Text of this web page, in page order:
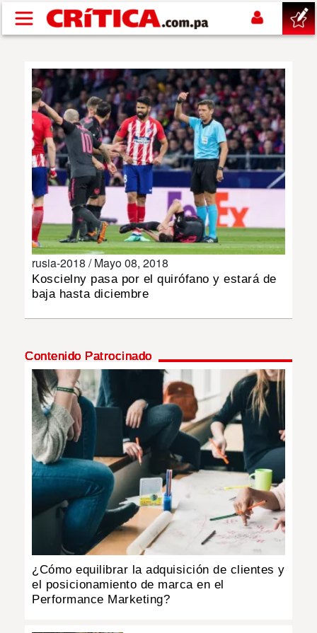
Pasar al contenido principal
SUCESOS
NACIONAL
POLÍTICA
SHOW
DEPORTES
MUNDO
MULTIMEDIA
IMPRESO
rusia-2018 /Mayo 08, 2018
Koscielny pasa por el quirófano y estará de
baja hasta diciembre
Contenido Patrocinado
¿Cómo equilibrar la adquisición de clientes y
el posicionamiento de marca en el
Performance Marketing?